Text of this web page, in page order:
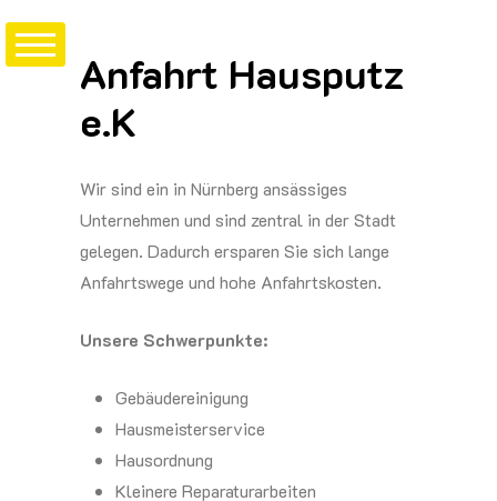
Inhalt
Anfahrt Hausputz
e.K
Wir sind ein in Nürnberg ansässiges
Unternehmen und sind zentral in der Stadt
gelegen. Dadurch ersparen Sie sich lange
Anfahrtswege und hohe Anfahrtskosten.
Unsere Schwerpunkte:
Gebäudereinigung
Hausmeisterservice
Hausordnung
Kleinere Reparaturarbeiten